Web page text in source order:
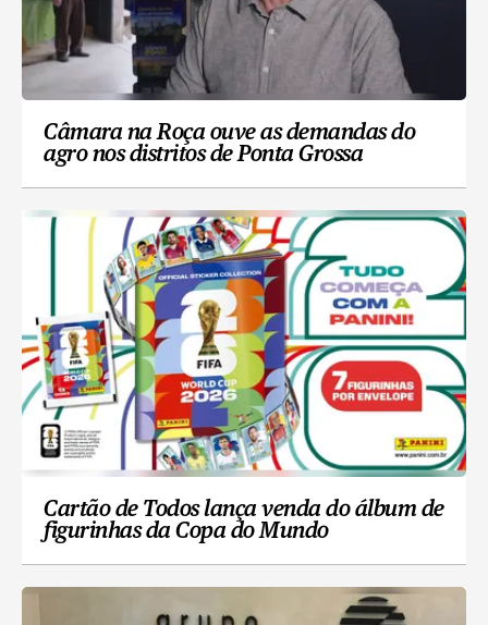
Câmara na Roça ouve as demandas do
agro nos distritos de Ponta Grossa
Cartão de Todos lança venda do álbum de
figurinhas da Copa do Mundo